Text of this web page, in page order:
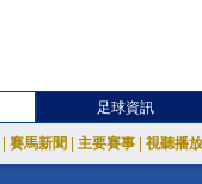
足球資訊
賽馬新聞 主要賽事 視聽播